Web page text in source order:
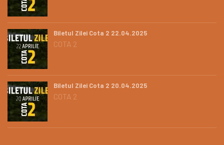
Biletul Zilei Cota 2 22.04.2025
COTA 2
Biletul Zilei Cota 2 20.04.2025
COTA 2